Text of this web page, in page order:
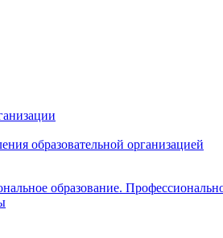
образовательной организацией
образование.